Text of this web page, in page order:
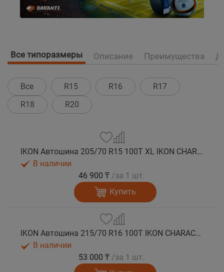
Все типоразмеры Описание Преимущества
Все R15 R16
R17
R18
R20
IKON Автошина 205/70 R15 100T XL IKON CHARACTER ICE 7 SUV шип.
В наличии
46 900 ₸ /за 1 шт.
Купить
IKON Автошина 215/70 R16 100T IKON CHARACTER ICE 7 SUV шип
В наличии
53 000 ₸ /за 1 шт.